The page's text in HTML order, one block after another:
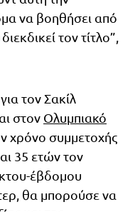
να βοηθήσει από
τον τίτλο”,
τον Σακίλ
στον Ολυμπιακό
χρόνο συμμετοχής
35 ετών τον
έβδομου
θα μπορούσε να